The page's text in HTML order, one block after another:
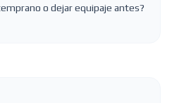
o dejar equipaje antes?